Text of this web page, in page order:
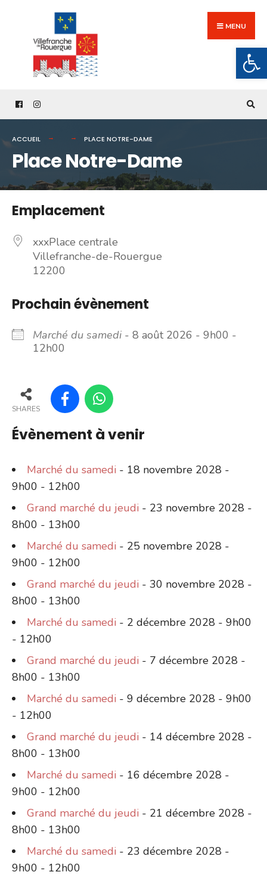
content
MENU
ACCUEIL PLACE NOTRE-DAME
Place Notre-Dame
Emplacement
xxxPlace centrale
Villefranche-de-Rouergue
12200
Prochain évènement
Marché du samedi - 8 août 2026 - 9h00 -
12h00
SHARES
Évènement à venir
Marché du samedi - 18 novembre 2028 -
9h00 - 12h00
Grand marché du jeudi - 23 novembre 2028 -
8h00 - 13h00
Marché du samedi - 25 novembre 2028 -
9h00 - 12h00
Grand marché du jeudi - 30 novembre 2028 -
8h00 - 13h00
Marché du samedi - 2 décembre 2028 - 9h00
- 12h00
Grand marché du jeudi - 7 décembre 2028 -
8h00 - 13h00
Marché du samedi - 9 décembre 2028 - 9h00
- 12h00
Grand marché du jeudi - 14 décembre 2028 -
8h00 - 13h00
Marché du samedi - 16 décembre 2028 -
9h00 - 12h00
Grand marché du jeudi - 21 décembre 2028 -
8h00 - 13h00
Marché du samedi - 23 décembre 2028 -
9h00 - 12h00